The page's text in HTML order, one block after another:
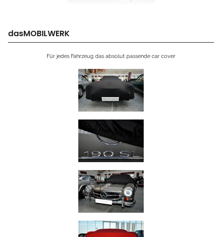
dasMOBILWERK
Für jedes Fahrzeug das absolut passende car cover